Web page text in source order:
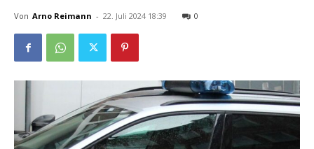
Von Arno Reimann - 22. Juli 2024 18:39 0